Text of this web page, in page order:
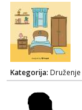
Kategorija: Druženje